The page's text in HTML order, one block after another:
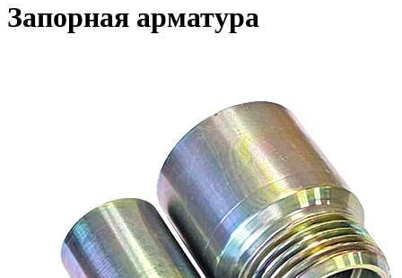
Запорная арматура